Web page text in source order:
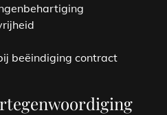
beëindiging contract